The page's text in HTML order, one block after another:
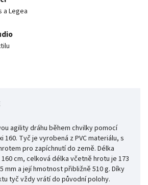
a Legea
agility dráhu během chvilky pomocí
160. Tyč je vyrobená z PVC materiálu, s
pro zapíchnutí do země. Délka
cm, celková délka včetně hrotu je 173
mm a její hmotnost přibližně 510 g. Díky
tyč vždy vrátí do původní polohy.